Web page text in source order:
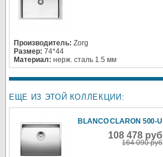
Производитель: Zorg
Размер: 74*44
Материал: нерж. сталь 1.5 мм
ЕЩЕ ИЗ ЭТОЙ КОЛЛЕКЦИИ:
BLANCO CLARON 500-U
108 478 руб
164 090 руб